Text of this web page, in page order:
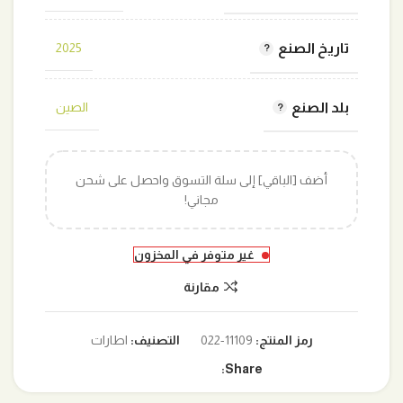
تاريخ الصنع 2025
بلد الصنع الصين
أضف [الباقي] إلى سلة التسوق واحصل على شحن
مجاني!
غير متوفر في المخزون
مقارنة
رمز المنتج: 11109-022 التصنيف: اطارات
Share: